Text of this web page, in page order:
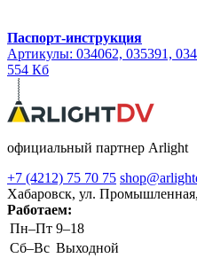
Паспорт-инструкция
Артикулы: 034062, 035391,
554 Кб
официальный партнер Arlight
+7 (4212) 75 70 75
Хабаровск, ул.
Работаем:
Пн–Пт 9–18
Cб–Вс Выходной